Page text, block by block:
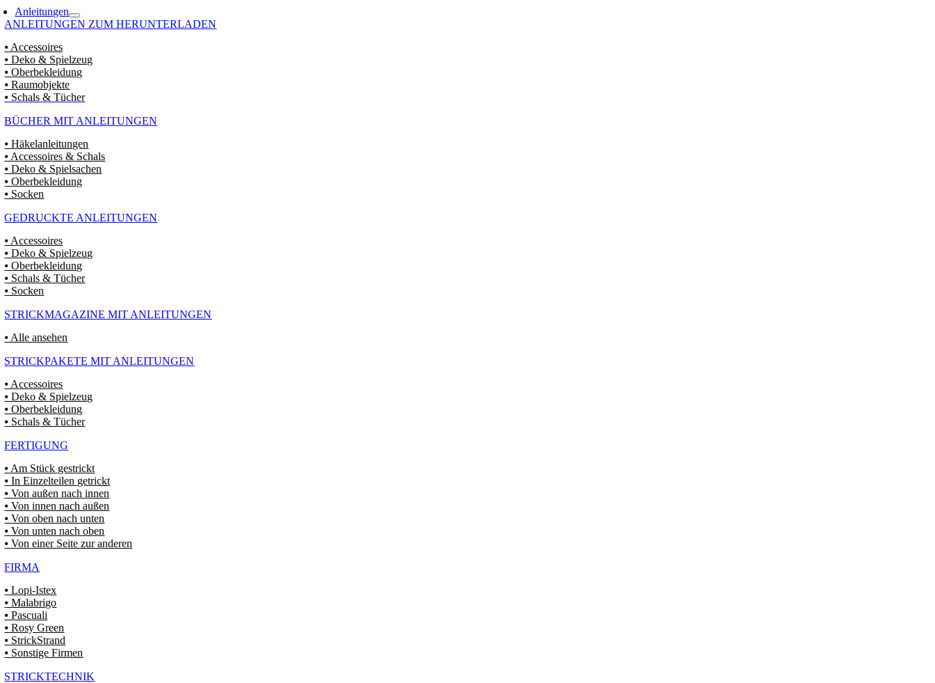
Anleitungen
ANLEITUNGEN ZUM HERUNTERLADEN
⦁ Accessoires
⦁ Deko & Spielzeug
⦁ Oberbekleidung
⦁ Raumobjekte
⦁ Schals & Tücher
BÜCHER MIT ANLEITUNGEN
⦁ Häkelanleitungen
⦁ Accessoires & Schals
⦁ Deko & Spielsachen
⦁ Oberbekleidung
⦁ Socken
GEDRUCKTE ANLEITUNGEN
⦁ Accessoires
⦁ Deko & Spielzeug
⦁ Oberbekleidung
⦁ Schals & Tücher
⦁ Socken
STRICKMAGAZINE MIT ANLEITUNGEN
⦁ Alle ansehen
STRICKPAKETE MIT ANLEITUNGEN
⦁ Accessoires
⦁ Deko & Spielzeug
⦁ Oberbekleidung
⦁ Schals & Tücher
FERTIGUNG
⦁ Am Stück gestrickt
⦁ In Einzelteilen getrickt
⦁ Von außen nach innen
⦁ Von innen nach außen
⦁ Von oben nach unten
⦁ Von unten nach oben
⦁ Von einer Seite zur anderen
FIRMA
⦁ Lopi-Istex
⦁ Malabrigo
⦁ Pascuali
⦁ Rosy Green
⦁ StrickStrand
⦁ Sonstige Firmen
STRICKTECHNIK